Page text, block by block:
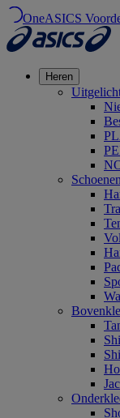
OneASICS
Heren
Schoenen